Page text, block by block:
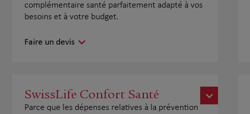
complémentaire santé parfaitement adapté à vos
besoins et à votre budget.
Faire un devis
SwissLife Confort Santé
Parce que les dépenses relatives à la prévention